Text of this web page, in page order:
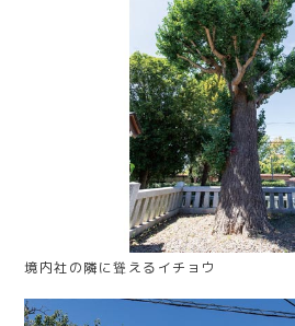
境内社の隣に聳えるイチョウ